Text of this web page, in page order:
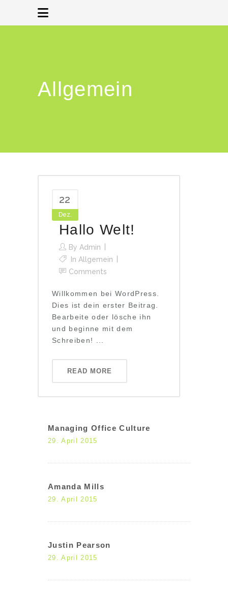
Allgemein
22
Dez.
Hallo Welt!
By Admin
In Allgemein
Comments
Willkommen bei WordPress.
Dies ist dein erster Beitrag.
Bearbeite oder lösche ihn
und beginne mit dem
Schreiben! ...
READ MORE
Managing Office Culture
29. April 2015
Amanda Mills
29. April 2015
Justin Pearson
29. April 2015